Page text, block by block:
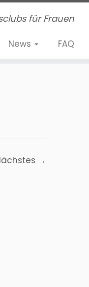
für Frauen
News FAQ
→